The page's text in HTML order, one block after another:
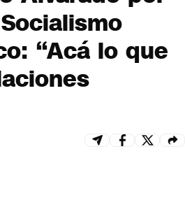
“Acá lo que